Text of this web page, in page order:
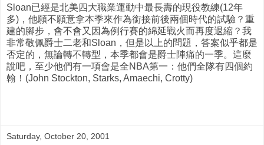
Sloan已經是北美四大職業運動中最長壽的現役教練(12年
多)，他願不願意拿本季來作為銜接前後兩個時代的試驗？重
建的腳步，會不會又因為例行賽的綿延戰火而再度退縮？我
非常敬佩爵士二老和Sloan，但是以上的問題，答案似乎都是
否定的，無論轉不轉型，本季都會是爵士陣痛的一季。這麼
說吧，至少他們有一項會是全NBA第一：他們全隊有四個約
翰！(John Stockton, Starks, Amaechi, Crotty)
Saturday, October 20, 2001